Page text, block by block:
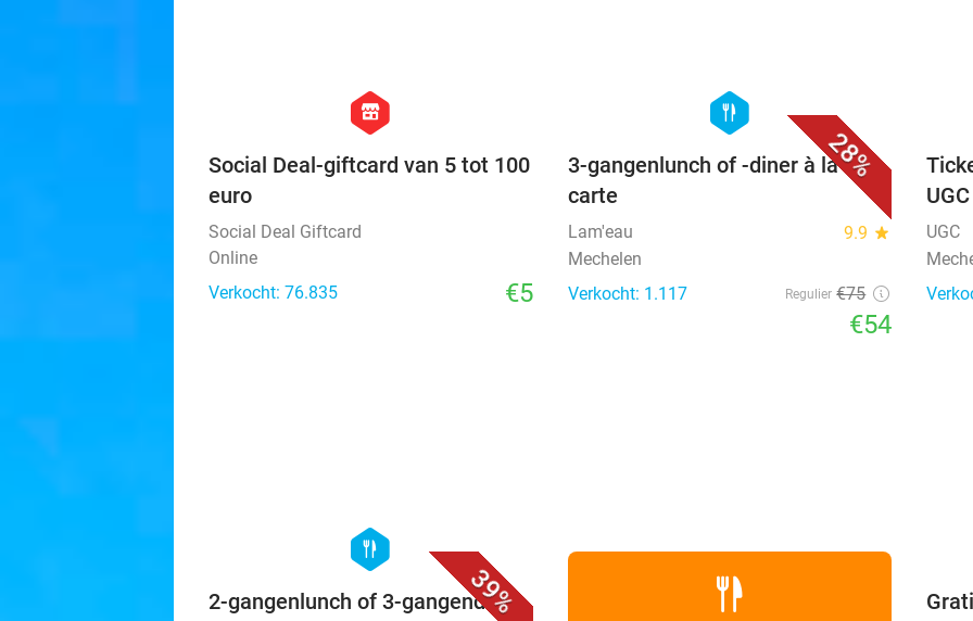
hexagon
store
Social Deal-giftcard van 5 tot 100
euro
Social Deal Giftcard
Online
Verkocht: 76.835
€5
28%
hexagon
food
3-gangenlunch of -diner à la
carte
Lam'eau 9.9 star
Mechelen
Verkocht: 1.117
Regulier €75
€54
UGC
UGC
39%
hexagon
food
2-gangenlunch of 3-gangendiner